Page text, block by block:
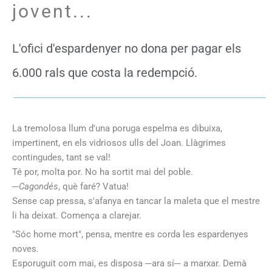
jovent...
L'ofici d'espardenyer no dona per pagar els
6.000 rals que costa la redempció.
La tremolosa llum d'una poruga espelma es dibuixa,
impertinent, en els vidriosos ulls del Joan. Llàgrimes
contingudes, tant se val!
Té por, molta por. No ha sortit mai del poble.
─Cagondés, què faré? Vatua!
Sense cap pressa, s'afanya en tancar la maleta que el mestre
li ha deixat. Comença a clarejar.
"Sóc home mort", pensa, mentre es corda les espardenyes
noves.
Esporuguit com mai, es disposa ─ara sí─ a marxar. Demà